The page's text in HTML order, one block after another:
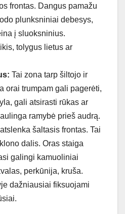
frontas. Dangus pamažu
plunksniniai debesys,
į sluoksninius.
tolygus lietus ar
Tai zona tarp šiltojo ir
orai trumpam gali pagerėti,
gali atsirasti rūkas ar
ramybė prieš audrą.
šaltasis frontas. Tai
dalis. Oras staiga
galingi kamuoliniai
perkūnija, kruša.
dažniausiai fiksuojami